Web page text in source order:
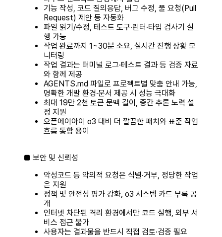
기능 작성, 코드 질의응답, 버그 수정, 풀 요청(Pull
Request) 제안 등 자동화
파일 읽기/수정, 테스트 도구·린터·타입 검사기 실
행 가능
작업 완료까지 1~30분 소요, 실시간 진행 상황 모
니터링
작업 결과는 터미널 로그·테스트 결과 등 검증 자료
와 함께 제공
AGENTS.md 파일로 프로젝트별 맞춤 안내 가능,
명확한 개발 환경·문서 제공 시 성능 극대화
최대 19만 2천 토큰 문맥 길이, 중간 추론 노력 설
정 지원
오픈에이아이 o3 대비 더 깔끔한 패치와 표준 작업
흐름 통합 용이
■ 보안 및 신뢰성
악성코드 등 악의적 요청은 식별·거부, 정당한 작업
은 지원
정책 및 안전성 평가 강화, o3 시스템 카드 부록 공
개
인터넷 차단된 격리 환경에서만 코드 실행, 외부 서
비스 접근 불가
사용자는 결과물을 반드시 직접 검토·검증 필요